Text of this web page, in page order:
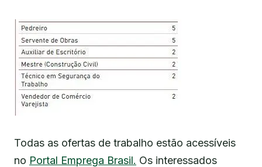
Todas as ofertas de trabalho estão acessíveis
no Portal Emprega Brasil. Os interessados